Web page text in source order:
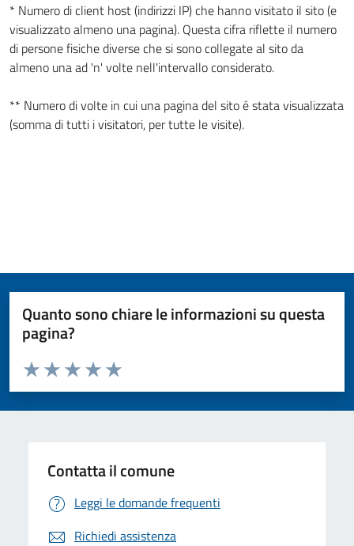
* Numero di client host (indirizzi IP) che hanno visitato il sito (e
visualizzato almeno una pagina). Questa cifra riflette il numero
di persone fisiche diverse che si sono collegate al sito da
almeno una ad 'n' volte nell'intervallo considerato.
** Numero di volte in cui una pagina del sito é stata visualizzata
(somma di tutti i visitatori, per tutte le visite).
Quanto sono chiare le informazioni su questa
pagina?
Valuta da 1 a 5 stelle la pagina
Valuta 5 stelle su 5
Valuta 4 stelle su 5
Valuta 3 stelle su 5
Valuta 2 stelle su 5
Valuta 1 stelle su 5
Contatta il comune
Leggi le domande frequenti
Richiedi assistenza